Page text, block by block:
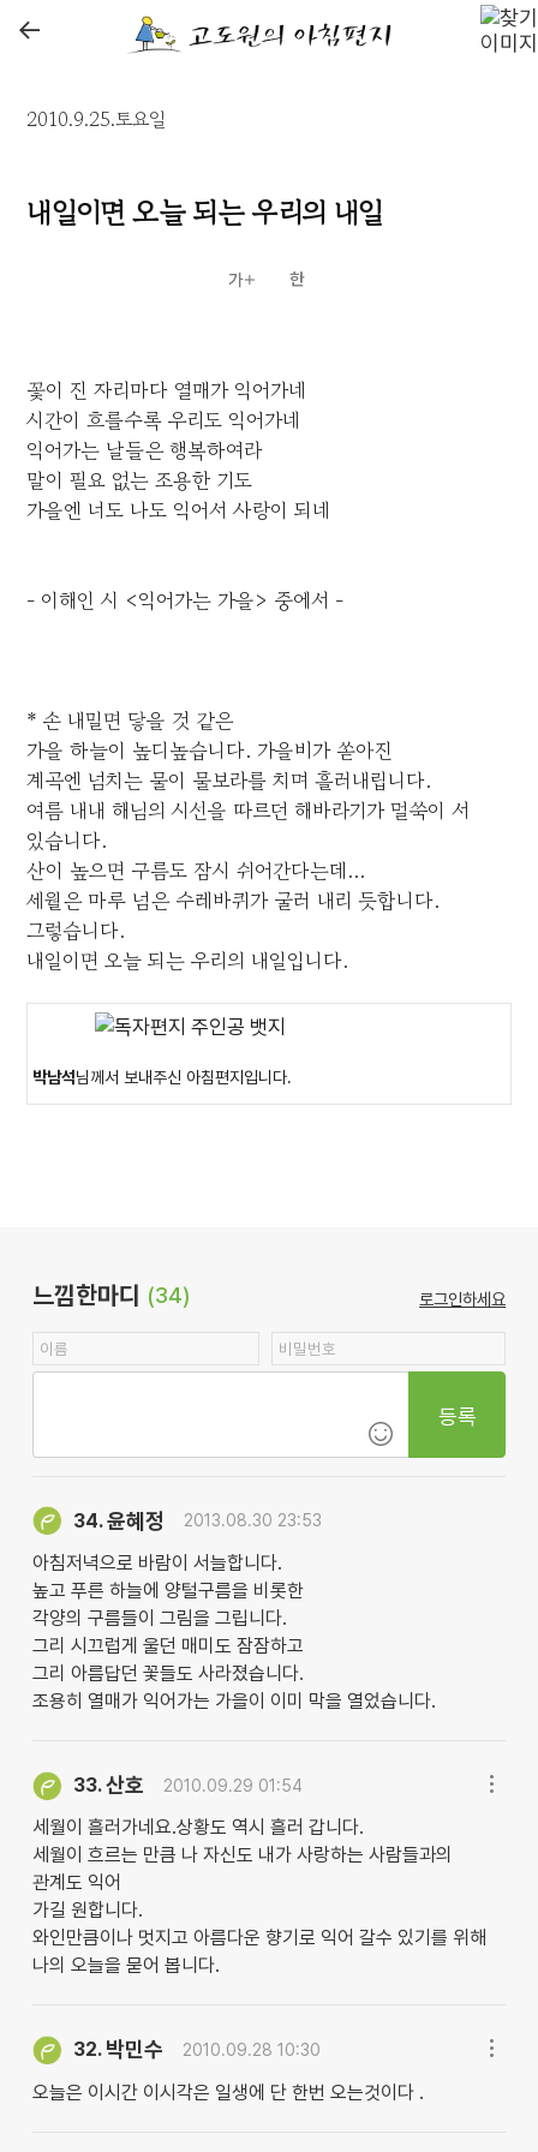
←
2010.9.25.토요일
내일이면 오늘 되는 우리의 내일
꽃이 진 자리마다 열매가 익어가네
시간이 흐를수록 우리도 익어가네
익어가는 날들은 행복하여라
말이 필요 없는 조용한 기도
가을엔 너도 나도 익어서 사랑이 되네
- 이해인 시 <익어가는 가을> 중에서 -
* 손 내밀면 닿을 것 같은
가을 하늘이 높디높습니다. 가을비가 쏟아진
계곡엔 넘치는 물이 물보라를 치며 흘러내립니다.
여름 내내 해님의 시선을 따르던 해바라기가 멀쑥이 서
있습니다.
산이 높으면 구름도 잠시 쉬어간다는데...
세월은 마루 넘은 수레바퀴가 굴러 내리 듯합니다.
그렇습니다.
내일이면 오늘 되는 우리의 내일입니다.
박남석님께서 보내주신 아침편지입니다.
느낌한마디 (34) 로그인하세요
등록
34.윤혜정 2013.08.30 23:53
아침저녁으로 바람이 서늘합니다.
높고 푸른 하늘에 양털구름을 비롯한
각양의 구름들이 그림을 그립니다.
그리 시끄럽게 울던 매미도 잠잠하고
그리 아름답던 꽃들도 사라졌습니다.
조용히 열매가 익어가는 가을이 이미 막을 열었습니다.
33.산호 2010.09.29 01:54
세월이 흘러가네요.상황도 역시 흘러 갑니다.
세월이 흐르는 만큼 나 자신도 내가 사랑하는 사람들과의
관계도 익어
가길 원합니다.
와인만큼이나 멋지고 아름다운 향기로 익어 갈수 있기를 위해
나의 오늘을 묻어 봅니다.
32. 박민수 2010.09.28 10:30
오늘은 이시간 이시각은 일생에 단 한번 오는것이다 .